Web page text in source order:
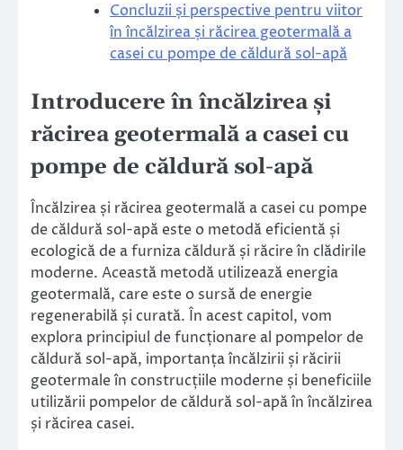
Concluzii și perspective pentru viitor
în încălzirea și răcirea geotermală a
casei cu pompe de căldură sol-apă
Introducere în încălzirea și
răcirea geotermală a casei cu
pompe de căldură sol-apă
Încălzirea și răcirea geotermală a casei cu pompe
de căldură sol-apă este o metodă eficientă și
ecologică de a furniza căldură și răcire în clădirile
moderne. Această metodă utilizează energia
geotermală, care este o sursă de energie
regenerabilă și curată. În acest capitol, vom
explora principiul de funcționare al pompelor de
căldură sol-apă, importanța încălzirii și răcirii
geotermale în construcțiile moderne și beneficiile
utilizării pompelor de căldură sol-apă în încălzirea
și răcirea casei.